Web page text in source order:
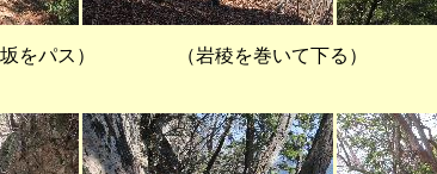
坂をパス） （岩稜を巻いて下る） （